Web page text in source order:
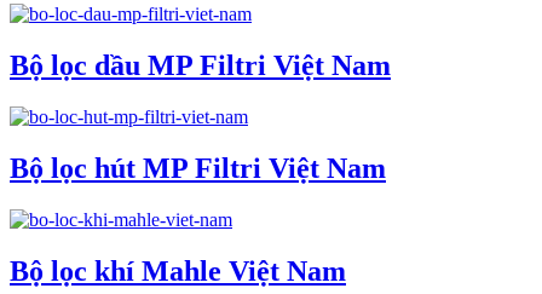
Bộ lọc dầu MP Filtri Việt Nam
Bộ lọc hút MP Filtri Việt Nam
Bộ lọc khí Mahle Việt Nam